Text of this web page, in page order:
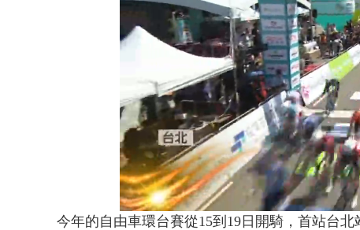
Unmute Loaded:
55.85%
今年的自由車環台賽從15到19日開騎，首站台